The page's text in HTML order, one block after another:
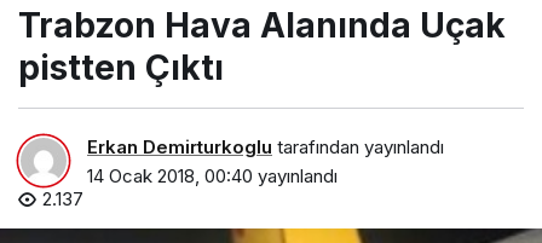
Trabzon Hava Alanında Uçak
pistten Çıktı
Erkan Demirturkoglu tarafından yayınlandı
14 Ocak 2018, 00:40 yayınlandı
2.137